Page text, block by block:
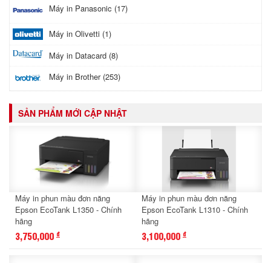
Máy in Panasonic (17)
Máy in Olivetti (1)
Máy in Datacard (8)
Máy in Brother (253)
SẢN PHẨM MỚI CẬP NHẬT
Máy in phun màu đơn năng
Epson EcoTank L1350 - Chính
hãng
3,750,000 đ
Máy in phun màu đơn năng
Epson EcoTank L1310 - Chính
hãng
3,100,000 đ